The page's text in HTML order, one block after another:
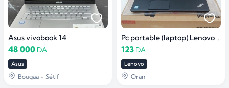
Asus vivobook 14
48 000 DA
Asus
Bougaa - Sétif
Pc portable (laptop) Lenovo ThinkPad L570 i5 7ème/ 8Gb/ 256Gb
123 DA
Lenovo
Oran